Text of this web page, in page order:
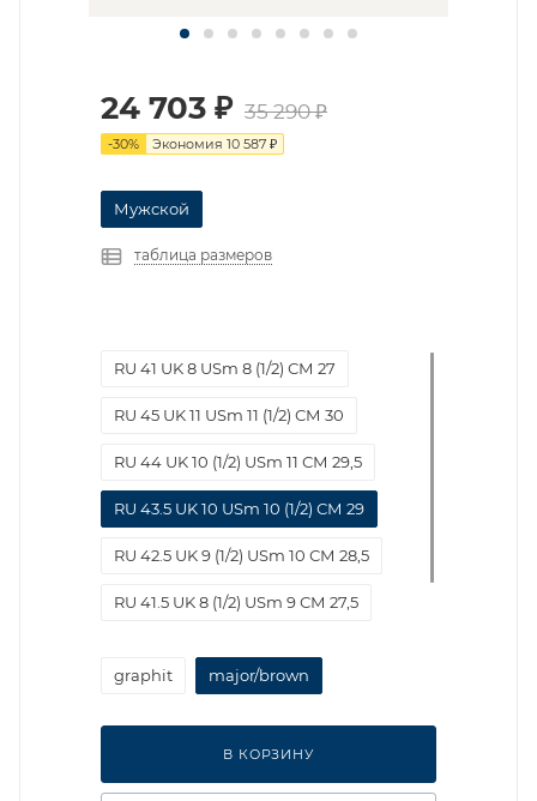
24 703 ₽ 35 290₽
-30% Экономия 10 587 ₽
Мужской
таблица размеров
RU 41 UK 8 USm 8 (1/2) СМ 27
RU 45 UK 11 USm 11 (1/2) СМ 30
RU 44 UK 10 (1/2) USm 11 СМ 29,5
RU 43.5 UK 10 USm 10 (1/2) СМ 29
RU 42.5 UK 9 (1/2) USm 10 СМ 28,5
RU 41.5 UK 8 (1/2) USm 9 СМ 27,5
graphit
major/brown
В КОРЗИНУ